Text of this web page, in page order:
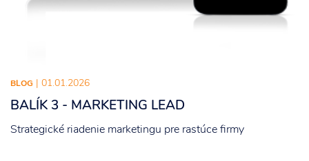
BLOG | 01.01.2026
BALÍK 3 - MARKETING LEAD
Strategické riadenie marketingu pre rastúce firmy